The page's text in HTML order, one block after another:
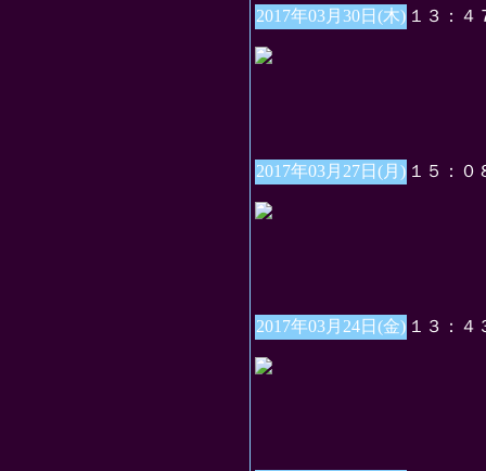
2017年03月30日(木) １３：４
2017年03月27日(月) １５：０
2017年03月24日(金) １３：４